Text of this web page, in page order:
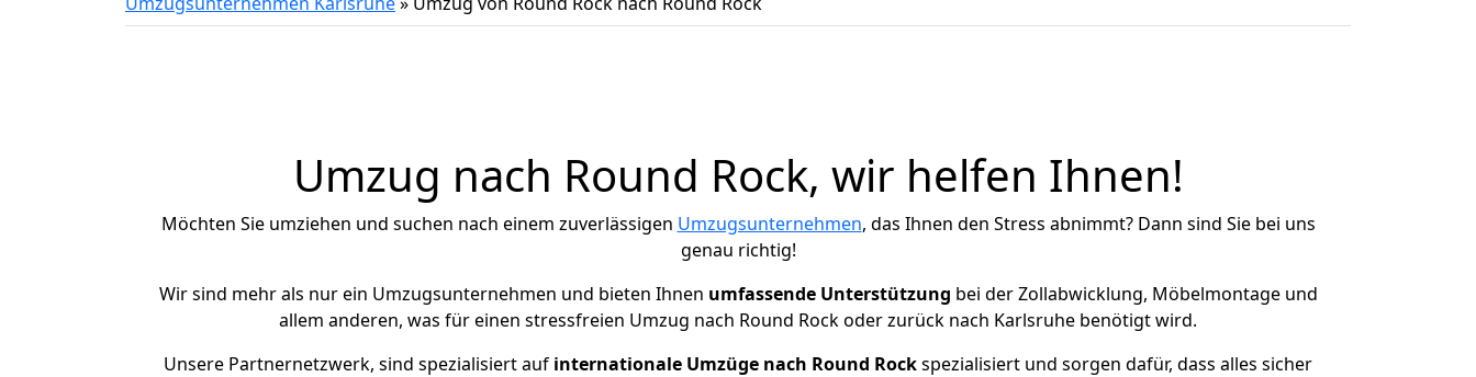
Umzug nach Round Rock, wir helfen Ihnen!
Möchten Sie umziehen und suchen nach einem zuverlässigen Umzugsunternehmen, das Ihnen den Stress abnimmt? Dann sind Sie bei uns
genau richtig!
Wir sind mehr als nur ein Umzugsunternehmen und bieten Ihnen umfassende Unterstützung bei der Zollabwicklung, Möbelmontage und
allem anderen, was für einen stressfreien Umzug nach Round Rock oder zurück nach Karlsruhe benötigt wird.
Unsere Partnernetzwerk, sind spezialisiert auf internationale Umzüge nach Round Rockspezialisiert und sorgen dafür, dass alles sicher